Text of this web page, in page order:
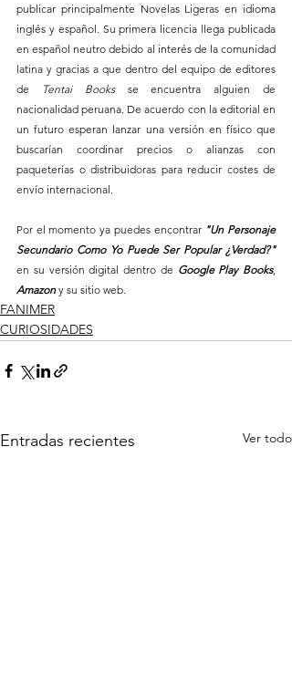
publicar principalmente Novelas Ligeras en idioma
inglés y español. Su primera licencia llega publicada
en español neutro debido al interés de la comunidad
latina y gracias a que dentro del equipo de editores
de
Tentai Books se encuentra alguien de
nacionalidad peruana. De acuerdo con la editorial en
un futuro esperan lanzar una versión en físico que
buscarían coordinar precios o alianzas con
paqueterías o distribuidoras para reducir costes de
envío internacional.
Por el momento ya puedes encontrar "Un Personaje
Secundario Como Yo Puede Ser Popular ¿Verdad?"
en su versión digital dentro de Google Play Books
Amazon y su sitio web.
FANIMER
CURIOSIDADES
Entradas recientes Ver todo